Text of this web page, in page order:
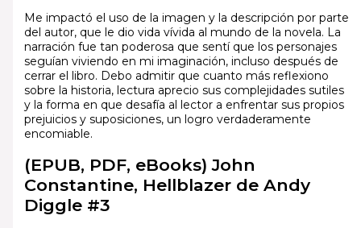
Me impactó el uso de la imagen y la descripción por parte
del autor, que le dio vida vívida al mundo de la novela. La
narración fue tan poderosa que sentí que los personajes
seguían viviendo en mi imaginación, incluso después de
cerrar el libro. Debo admitir que cuanto más reflexiono
sobre la historia, lectura aprecio sus complejidades sutiles
y la forma en que desafía al lector a enfrentar sus propios
prejuicios y suposiciones, un logro verdaderamente
encomiable.
(EPUB, PDF, eBooks) John
Constantine, Hellblazer de Andy
Diggle #3